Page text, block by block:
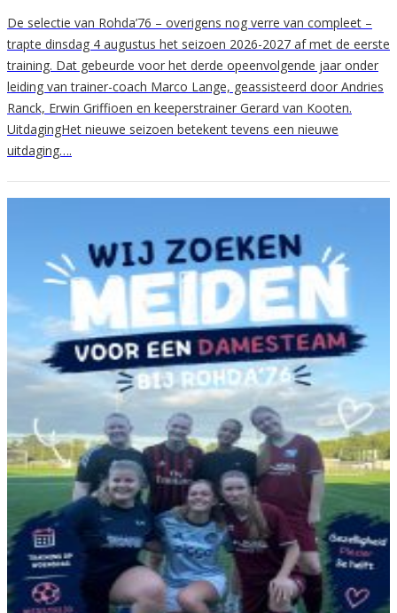
De selectie van Rohda’76 – overigens nog verre van compleet –
trapte dinsdag 4 augustus het seizoen 2026-2027 af met de eerste
training. Dat gebeurde voor het derde opeenvolgende jaar onder
leiding van trainer-coach Marco Lange, geassisteerd door Andries
Ranck, Erwin Griffioen en keeperstrainer Gerard van Kooten.
UitdagingHet nieuwe seizoen betekent tevens een nieuwe
uitdaging….